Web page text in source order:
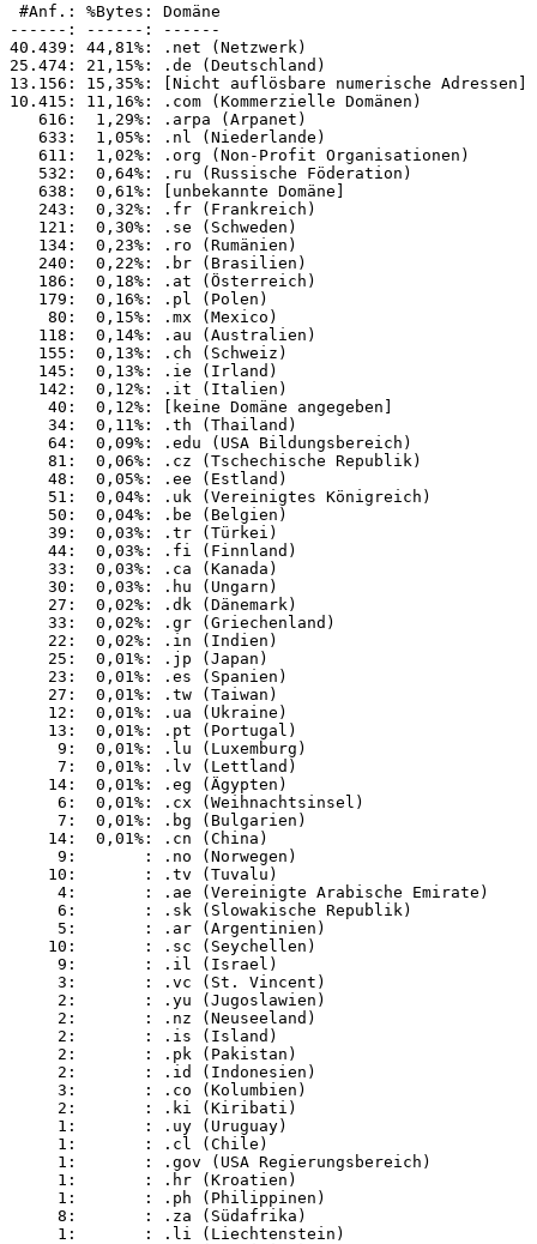
#Anf.: %Bytes: Domäne
------: ------: ------
40.439: 44,81%: .net (Netzwerk)
25.474: 21,15%: .de (Deutschland)
13.156: 15,35%: [Nicht auflösbare numerische Adressen]
10.415: 11,16%: .com (Kommerzielle Domänen)
   616:  1,29%: .arpa (Arpanet)
   633:  1,05%: .nl (Niederlande)
   611:  1,02%: .org (Non-Profit Organisationen)
   532:  0,64%: .ru (Russische Föderation)
   638:  0,61%: [unbekannte Domäne]
   243:  0,32%: .fr (Frankreich)
   121:  0,30%: .se (Schweden)
   134:  0,23%: .ro (Rumänien)
   240:  0,22%: .br (Brasilien)
   186:  0,18%: .at (Österreich)
   179:  0,16%: .pl (Polen)
    80:  0,15%: .mx (Mexico)
   118:  0,14%: .au (Australien)
   155:  0,13%: .ch (Schweiz)
   145:  0,13%: .ie (Irland)
   142:  0,12%: .it (Italien)
    40:  0,12%: [keine Domäne angegeben]
    34:  0,11%: .th (Thailand)
    64:  0,09%: .edu (USA Bildungsbereich)
    81:  0,06%: .cz (Tschechische Republik)
    48:  0,05%: .ee (Estland)
    51:  0,04%: .uk (Vereinigtes Königreich)
    50:  0,04%: .be (Belgien)
    39:  0,03%: .tr (Türkei)
    44:  0,03%: .fi (Finnland)
    33:  0,03%: .ca (Kanada)
    30:  0,03%: .hu (Ungarn)
    27:  0,02%: .dk (Dänemark)
    33:  0,02%: .gr (Griechenland)
    22:  0,02%: .in (Indien)
    25:  0,01%: .jp (Japan)
    23:  0,01%: .es (Spanien)
    27:  0,01%: .tw (Taiwan)
    12:  0,01%: .ua (Ukraine)
    13:  0,01%: .pt (Portugal)
     9:  0,01%: .lu (Luxemburg)
     7:  0,01%: .lv (Lettland)
    14:  0,01%: .eg (Ägypten)
     6:  0,01%: .cx (Weihnachtsinsel)
     7:  0,01%: .bg (Bulgarien)
    14:  0,01%: .cn (China)
     9:       : .no (Norwegen)
    10:       : .tv (Tuvalu)
     4:       : .ae (Vereinigte Arabische Emirate)
     6:       : .sk (Slowakische Republik)
     5:       : .ar (Argentinien)
    10:       : .sc (Seychellen)
     9:       : .il (Israel)
     3:       : .vc (St. Vincent)
     2:       : .yu (Jugoslawien)
     2:       : .nz (Neuseeland)
     2:       : .is (Island)
     2:       : .pk (Pakistan)
     2:       : .id (Indonesien)
     3:       : .co (Kolumbien)
     2:       : .ki (Kiribati)
     1:       : .uy (Uruguay)
     1:       : .cl (Chile)
     1:       : .gov (USA Regierungsbereich)
     1:       : .hr (Kroatien)
     1:       : .ph (Philippinen)
     8:       : .za (Südafrika)
     1:       : .li (Liechtenstein)